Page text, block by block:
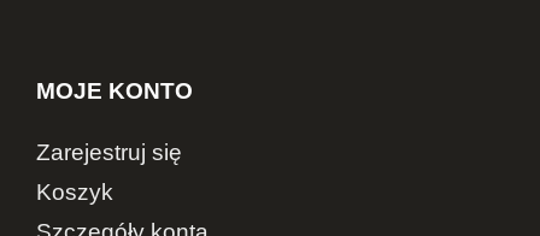
MOJE KONTO
Zarejestruj się
Koszyk